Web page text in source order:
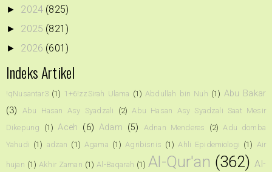
► 2024 (825)
► 2025 (821)
► 2026 (601)
Indeks Artikel
!qNusantar3 (1) 1+6!zzSirah Ulama (1) Abdullah bin Nuh (1) Abu Bakar
(3)
Abu Hasan Asy Syadzali (2) Abu Hasan Asy Syadzali Saat Mesir
Dikepung
(1) Aceh (6) Adam (5) Adnan Menderes (2) Adu domba
Yahudi (1) adzan (1) Agama (1) Agribisnis (1) Ahli Epidemiologi (1) Air
hujan (1) Akhir Zaman (1) Al-Baqarah (1) Al-Qur'an (362) Al-